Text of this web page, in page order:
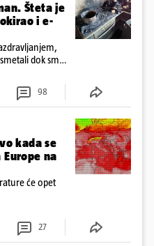
Šteta je
i e-
dok smo
98
kada se
na
će opet
27